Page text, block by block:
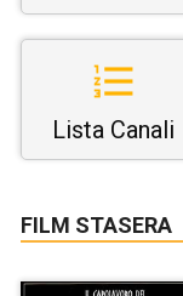
Lista Canali
FILM STASERA